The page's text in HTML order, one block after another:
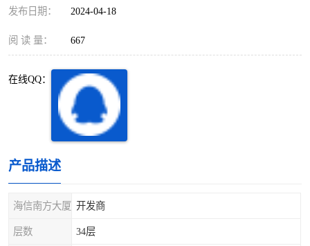
发布日期： 2024-04-18
阅 读 量： 667
在线QQ：
产品描述
海信南方大厦 开发商
层数 34层
深圳超级总部基地 后海
龙岗区
光明区